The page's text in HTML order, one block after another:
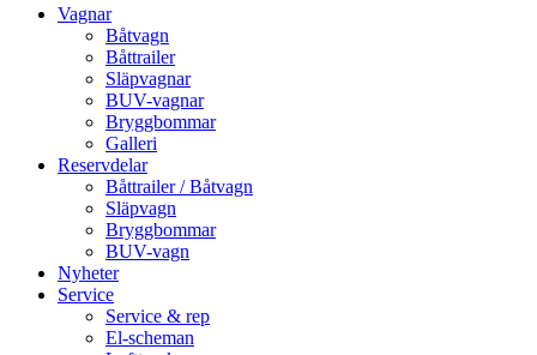
Vagnar
Båtvagn
Båttrailer
Släpvagnar
BUV-vagnar
Bryggbommar
Galleri
Reservdelar
Båttrailer / Båtvagn
Släpvagn
Bryggbommar
BUV-vagn
Nyheter
Service
Service & rep
El-scheman